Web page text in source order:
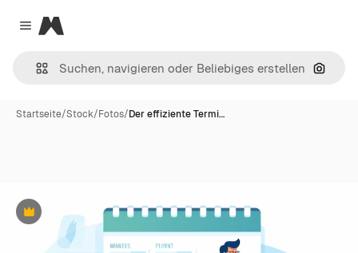
Close menu
Magnific
Nach
Startseite/Stock/Fotos/Der effiziente Termi…
Premium